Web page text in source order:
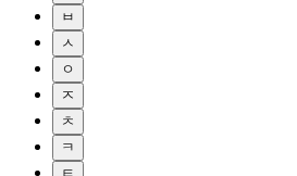
ㅂ
ㅅ
ㅇ
ㅈ
ㅊ
ㅋ